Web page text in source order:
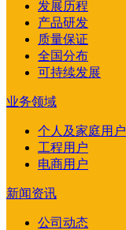
发展历程
产品研发
质量保证
全国分布
可持续发展
业务领域
个人及家庭用户
工程用户
电商用户
新闻资讯
公司动态